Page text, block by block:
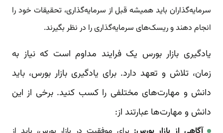
سرمایه‌گذاران باید همیشه قبل از سرمایه‌گذاری، تحقیقات خود را
انجام دهند و ریسک‌های سرمایه‌گذاری را در نظر بگیرند.
یادگیری بازار بورس یک فرایند مداوم است که نیاز به
زمان، تلاش و تعهد دارد. برای یادگیری بازار بورس، باید
دانش و مهارت‌های مختلفی را کسب کنید. برخی از این
دانش و مهارت‌ها عبارتند از: